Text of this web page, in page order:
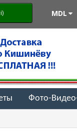
MDL
Фото-